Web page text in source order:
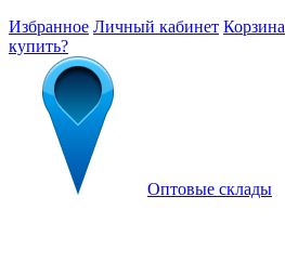
Избранное Личный кабинет Корзина
купить?
Оптовые склады